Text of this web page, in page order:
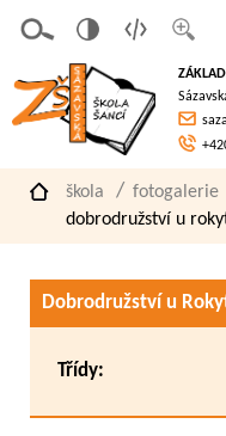
písmo
á
verze
pro
slaboz
raké
škola fotogalerie
dobrodružství u
Dobrodružství u
Třídy: